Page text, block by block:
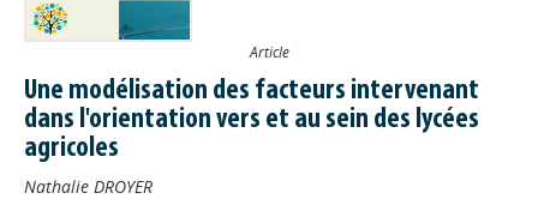
Article
Une modélisation des facteurs intervenant
dans l'orientation vers et au sein des lycées
agricoles
Nathalie DROYER